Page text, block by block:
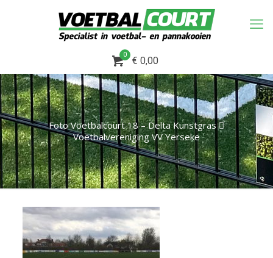
0
€ 0,00
Foto Voetbalcourt 18 – Delta Kunstgras 
Voetbalvereniging VV Yerseke